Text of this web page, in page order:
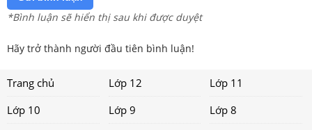
*Bình luận sẽ hiển thị sau khi được duyệt
Hãy trở thành người đầu tiên bình luận!
Trang chủ Lớp 12
Lớp 11
Lớp 10
Lớp 9
Lớp 8